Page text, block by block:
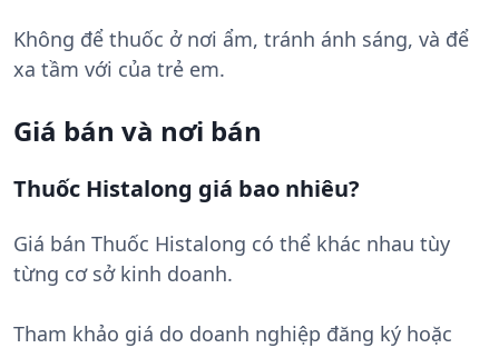
Không để thuốc ở nơi ẩm, tránh ánh sáng, và để
xa tầm với của trẻ em.
Giá bán và nơi bán
Thuốc Histalong giá bao nhiêu?
Giá bán Thuốc Histalong có thể khác nhau tùy
từng cơ sở kinh doanh.
Tham khảo giá do doanh nghiệp đăng ký hoặc